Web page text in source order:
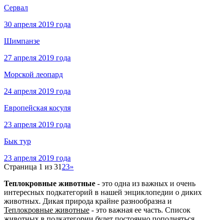
Сервал
30 апреля 2019 года
Шимпанзе
27 апреля 2019 года
Морской леопард
24 апреля 2019 года
Европейская косуля
23 апреля 2019 года
Бык тур
23 апреля 2019 года
Страница 1 из 31 23»
Теплокровные животные - это одна из важных и очень
интересных подкатегорий в нашей энциклопедии о диких
животных. Дикая природа крайне разнообразна и
Теплокровные животные - это важная ее часть. Список